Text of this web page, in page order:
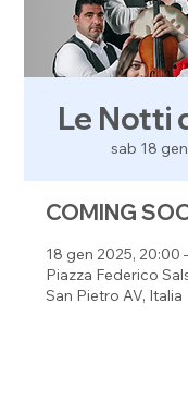
Le Notti
sab 18 gen
COMING
18 gen 2025, 20:00
Piazza Federico
San Pietro AV, Italia